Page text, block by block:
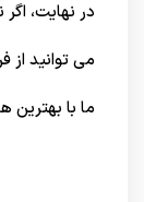
در نهایت،
می توانید از
ما با بهترین